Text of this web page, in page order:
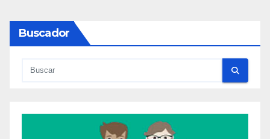
Buscador